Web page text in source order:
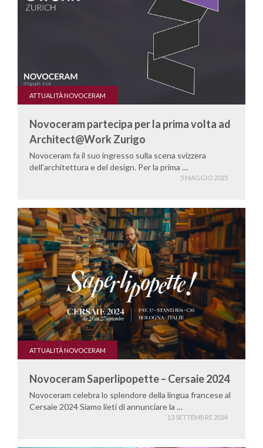
ATTUALITÀ NOVOCERAM
Novoceram partecipa per la prima volta ad
Architect@Work Zurigo
Novoceram fa il suo ingresso sulla scena svizzera
dell’architettura e del design. Per la prima …
5 MAGGIO 2025
ATTUALITÀ NOVOCERAM
Novoceram Saperlipopette – Cersaie 2024
Novoceram celebra lo splendore della lingua francese al
Cersaie 2024 Siamo lieti di annunciare la …
13 SETTEMBRE 2024